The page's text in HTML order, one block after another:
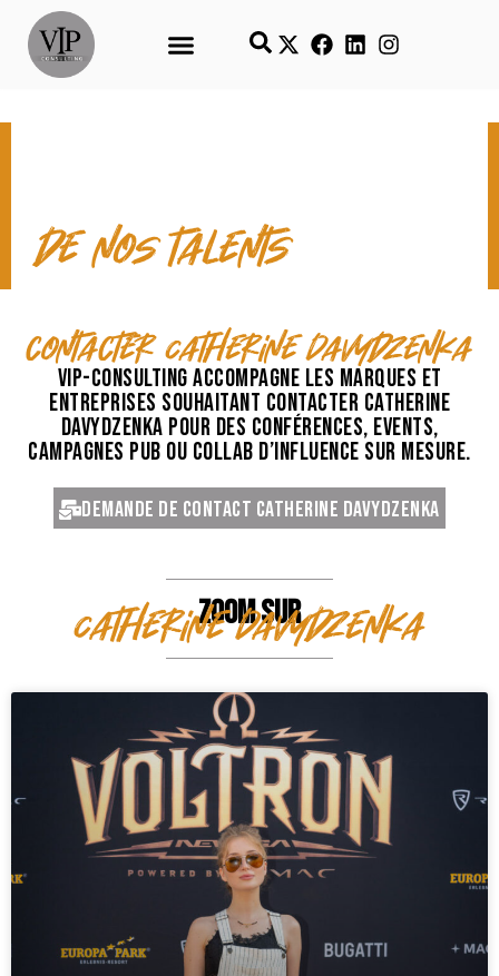
CONTACT & TEMPS FORTS
de nos talents
contacter Catherine Davydzenka
VIP-Consulting accompagne les marques et
entreprises souhaitant contacter Catherine
Davydzenka pour des conférences, events,
campagnes pub ou collab d’influence sur mesure.
Demande de contact Catherine Davydzenka
ZOOM SUR
Catherine Davydzenka